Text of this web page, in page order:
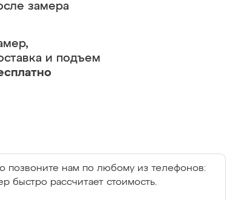
замера
и подъем
позвоните нам по любому из телефонов:
быстро рассчитает стоимость.